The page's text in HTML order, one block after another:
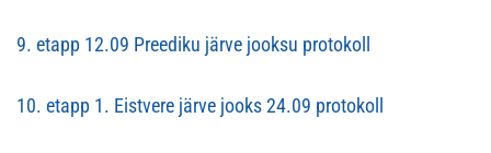
9. etapp 12.09 Preediku järve jooksu protokoll
10. etapp 1. Eistvere järve jooks 24.09 protokoll